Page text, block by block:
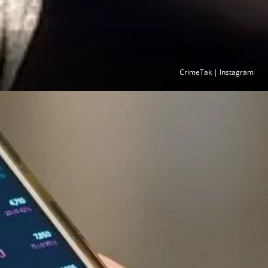
CrimeTak | Instagram